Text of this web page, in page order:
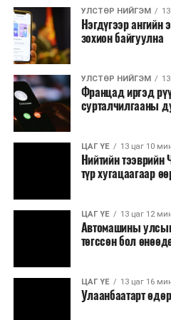
Засаг дарга
ажиллахыг Ерөнхий сайд
Нөөцийн махыг цахим
бэлтгэлийн явц, нөөцийн
хөнгөлөлттэй зээлийг
явдлыг таслан зогсоох,
өрсөлдөөнийг бий болгох
Иргэд агуулах, үйлдвэрээс
малчид системээр
Түүнчлэн түлш,
бүрдүүлэх зоорь, агуулах
УЛСТӨР НИЙГЭМ
Нэгдүгээр ангийн
зохион байгуулна
УЛСТӨР НИЙГЭМ
Францад иргэд
сурталчилгааны
ЦАГ ҮЕ 13 цаг 10
Нийтийн
түр хугацаагаар
ЦАГ ҮЕ 13 цаг 12
Автомашины
төгссөн бол
ЦАГ ҮЕ 13 цаг 16
Улаанбаатарт